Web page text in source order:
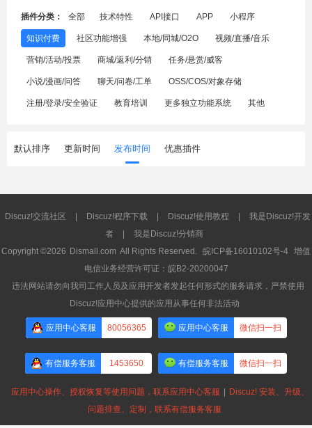
插件分类： 全部 技术特性 API接口 APP 小程序
知识付费 社区功能增强 本地/同城/O2O 视频/直播/音乐
营销/活动/投票 商城/返利/分销 任务/悬赏/威客
小说/漫画/问答 聊天/问卷/工单 OSS/COS/对象存储
注册/登录/安全验证 教育培训 更多独立功能系统 其他
默认排序 更新时间 发布时间 优惠插件
Discuz!交流社区 Discuz!程序下载 Discuz!使用教程
我是Discuz!开发
者
我是Discuz!分销商
Copyright ©2026 Dismall.com All Rights Reserved. 皖ICP备16010102号-4 增值
电信业务经营许可证：皖B2-20200047
违法网站请勿向我司工作人员及应用开发者发起任何形式的服务请求，严禁使用
Discuz!应用中心提供的应用从事任何非法活动
应用中心客服 80056365 应用中心客服 微信扫一扫
有偿服务客服 1453650 有偿服务客服 微信扫一扫
应用中心操作、授权恢复等使用问题，联系应用中心客服
Discuz! 安装、升级、
问题排查、定制，联系有偿服务客服